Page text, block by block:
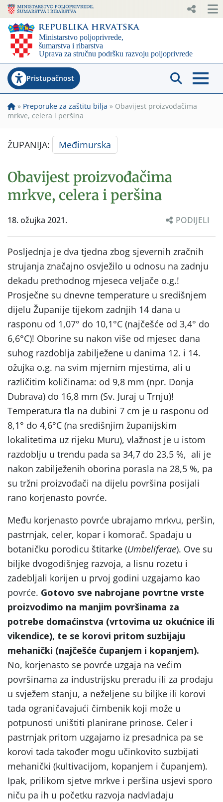
Pristupačnost
» Preporuke za zaštitu bilja » Obavijest proizvođačima
mrkve, celera i peršina
ŽUPANIJA: Međimurska
Obavijest proizvođačima
mrkve, celera i peršina
18. ožujka 2021. PODIJELI
Posljednja je dva tjedna zbog sjevernih zračnih
strujanja značajno osvježilo u odnosu na zadnju
dekadu prethodnog mjeseca veljače o.g.!
Prosječne su dnevne temperature u središnjem
dijelu Županije tijekom zadnjih 14 dana u
rasponu od 1,07° do 10,1°C (najčešće od 3,4° do
6,6°C)! Oborine su nakon više od mjesec dana
suhog razdoblja zabilježene u danima 12. i 14.
ožujka o.g. na svim mjernim mjestima, ali u
različitim količinama: od 9,8 mm (npr. Donja
Dubrava) do 16,8 mm (Sv. Juraj u Trnju)!
Temperatura tla na dubini 7 cm je u rasponu od
8,1° do 4,6°C (na središnjim županijskim
lokalitetima uz rijeku Muru), vlažnost je u istom
razdoblju u trendu pada sa 34,7 do 23,5 %, ali je
nakon zabilježenih oborina porasla na 28,5 %, pa
su tržni proizvođači na dijelu površina posijali
rano korjenasto povrće.
Među korjenasto povrće ubrajamo mrkvu, peršin,
pastrnjak, celer, kopar i komorač. Spadaju u
botaničku porodicu štitarke (Umbeliferae). Ove su
biljke dvogodišnjeg razvoja, a lisnu rozetu i
zadebljali korijen u prvoj godini uzgajamo kao
povrće. Gotovo sve nabrojane povrtne vrste
proizvodimo na manjim površinama za
potrebe domaćinstva (vrtovima uz okućnice ili
vikendice), te se korovi pritom suzbijaju
mehanički (najčešće čupanjem i kopanjem).
No, korjenasto se povrće uzgaja na većim
površinama za industrijsku preradu ili za prodaju
u svježem stanju, a neželjene su biljke ili korovi
tada ograničavajući čimbenik koji može u
potpunosti uništiti planirane prinose. Celer i
pastrnjak pritom uzgajamo iz presadnica pa se
korovi tada također mogu učinkovito suzbijati
mehanički (kultivacijom, kopanjem i čupanjem).
Ipak, prilikom sjetve mrkve i peršina usjevi sporo
niču pa ih u početku razvoja nadvladaju